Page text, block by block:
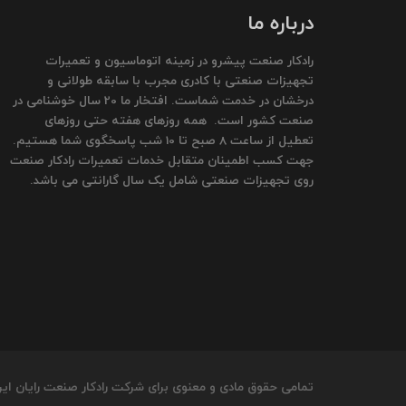
درباره ما
رادکار صنعت پیشرو در زمینه اتوماسیون و تعمیرات
تجهیزات صنعتی با کادری مجرب با سابقه طولانی و
درخشان در خدمت شماست. افتخار ما 20 سال خوشنامی در
صنعت کشور است. همه روزهای هفته حتی روزهای
تعطیل از ساعت 8 صبح تا 10 شب پاسخگوی شما هستیم.
جهت کسب اطمینان متقابل خدمات تعمیرات رادکار صنعت
روی تجهیزات صنعتی شامل یک سال گارانتی می باشد.
تمامی حقوق مادی و معنوی برای شرکت رادکار صنعت رایان